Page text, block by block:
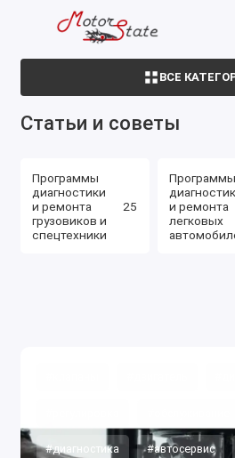
ВСЕ
Статьи и советы
Программы
диагностики
и ремонта
грузовиков и
спецтехники
25
Программы
и ремонта
легковых
#диагностика #автосервис